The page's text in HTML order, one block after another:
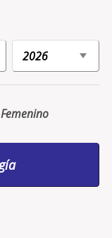
Femenino